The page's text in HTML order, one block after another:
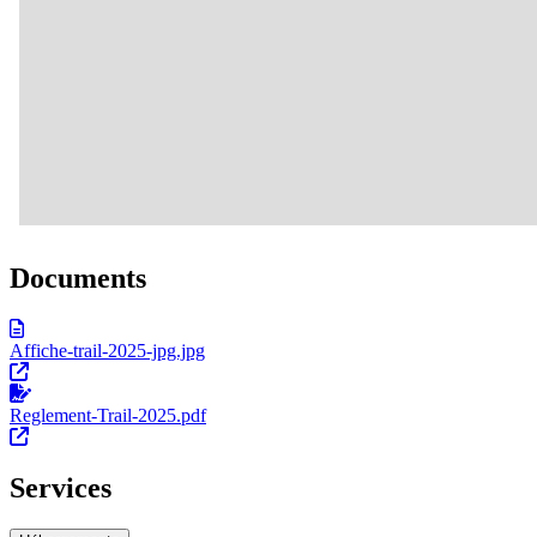
Documents
Affiche-trail-2025-jpg.jpg
Reglement-Trail-2025.pdf
Services